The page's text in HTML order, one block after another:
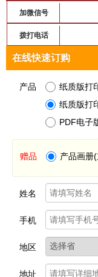
加微信号
拨打电话